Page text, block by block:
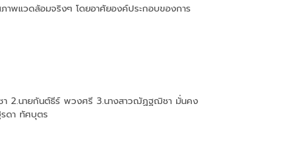
าพแวดล้อมจริงๆ โดยอาศัยองค์ประกอบของการ
า 2.นายกันต์ธีร์ พวงศรี 3.นางสาวฌัฏฐฌิชา มั่นคง
ดา ทัศบุตร